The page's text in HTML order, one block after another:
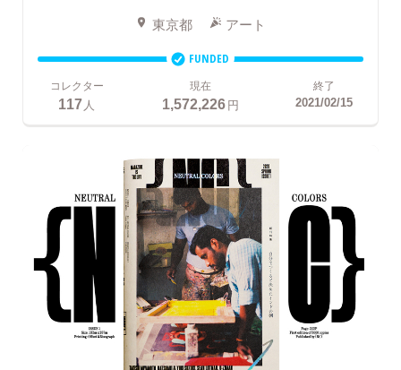
東京都 アート
FUNDED
コレクター
117 人
現在
1,572,226円
終了
2021/02/15